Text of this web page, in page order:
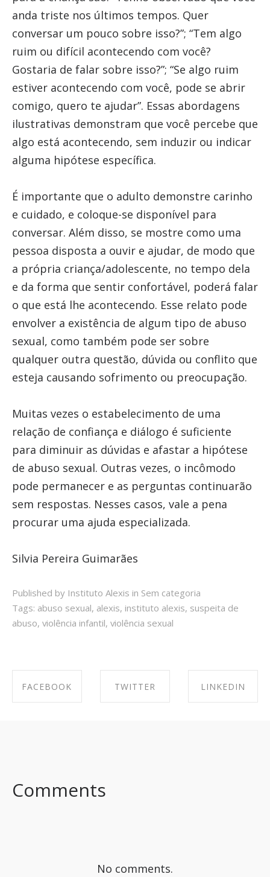
anda triste nos últimos tempos. Quer
conversar um pouco sobre isso?”; “Tem algo
ruim ou difícil acontecendo com você?
Gostaria de falar sobre isso?”; “Se algo ruim
estiver acontecendo com você, pode se abrir
comigo, quero te ajudar”. Essas abordagens
ilustrativas demonstram que você percebe que
algo está acontecendo, sem induzir ou indicar
alguma hipótese específica.
É importante que o adulto demonstre carinho
e cuidado, e coloque-se disponível para
conversar. Além disso, se mostre como uma
pessoa disposta a ouvir e ajudar, de modo que
a própria criança/adolescente, no tempo dela
e da forma que sentir confortável, poderá falar
o que está lhe acontecendo. Esse relato pode
envolver a existência de algum tipo de abuso
sexual, como também pode ser sobre
qualquer outra questão, dúvida ou conflito que
esteja causando sofrimento ou preocupação.
Muitas vezes o estabelecimento de uma
relação de confiança e diálogo é suficiente
para diminuir as dúvidas e afastar a hipótese
de abuso sexual. Outras vezes, o incômodo
pode permanecer e as perguntas continuarão
sem respostas. Nesses casos, vale a pena
procurar uma ajuda especializada.
Silvia Pereira Guimarães
Published by Instituto Alexis in Sem categoria
Tags: abuso sexual, alexis, instituto alexis, suspeita de
abuso, violência infantil, violência sexual
FACEBOOK TWITTER LINKEDIN
Comments
No comments.